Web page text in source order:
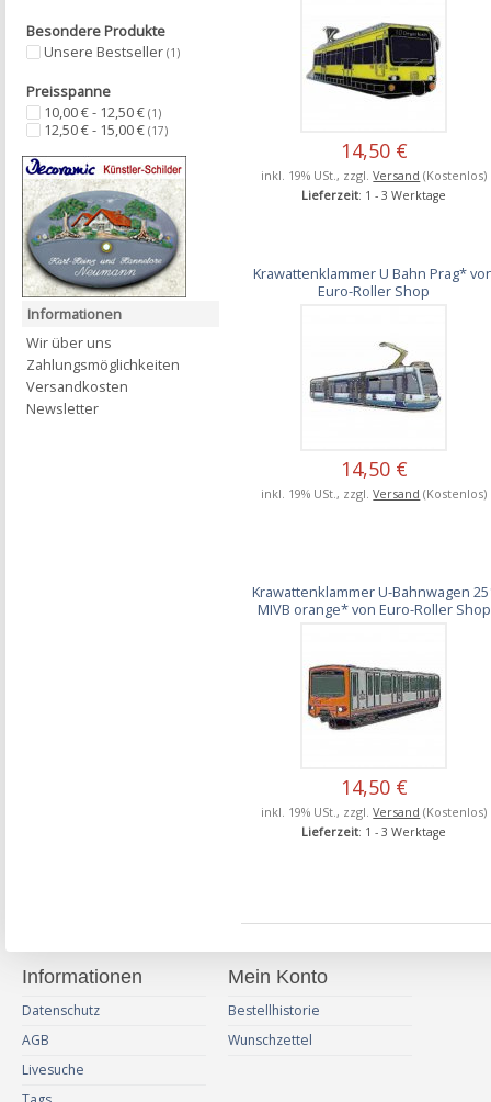
14,50 €
inkl. 19% USt., zzgl.Versand (Kostenlos)
Lieferzeit: 1 - 3 Werktage
Krawattenklammer U Bahn Prag*
Euro-Roller Shop
14,50 €
inkl. 19% USt., zzgl.Versand (Kostenlos)
Krawattenklammer U-Bahnwagen
MIVB orange* von Euro-Roller Shop
14,50 €
inkl. 19% USt., zzgl.Versand (Kostenlos)
Lieferzeit: 1 - 3 Werktage
Besondere Produkte
Unsere Bestseller (1)
Preisspanne
10,00 € - 12,50 € (1)
12,50 € - 15,00 € (17)
Informationen
Wir über uns
Zahlungsmöglichkeiten
Versandkosten
Newsletter
Informationen
Datenschutz
AGB
Livesuche
Mein Konto
Bestellhistorie
Wunschzettel